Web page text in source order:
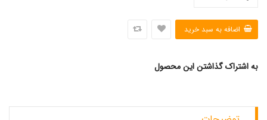
به اشتراک گذاشتن این محصول